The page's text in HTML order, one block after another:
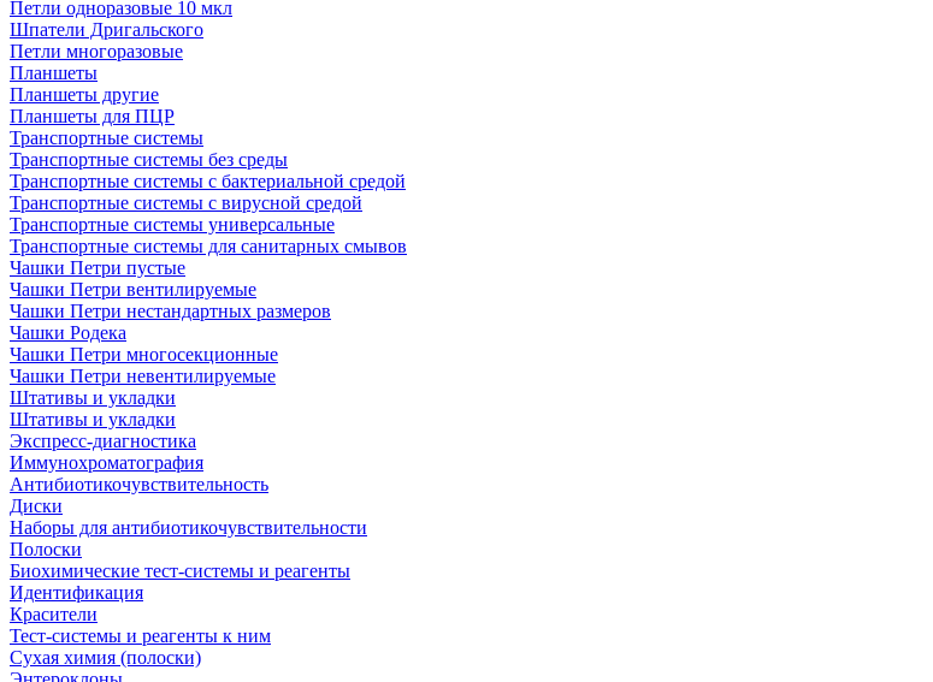
Петли одноразовые 10 мкл
Шпатели Дригальского
Петли многоразовые
Планшеты
Планшеты другие
Планшеты для ПЦР
Транспортные системы
Транспортные системы без среды
Транспортные системы с бактериальной средой
Транспортные системы с вирусной средой
Транспортные системы универсальные
Транспортные системы для санитарных смывов
Чашки Петри пустые
Чашки Петри вентилируемые
Чашки Петри нестандартных размеров
Чашки Родека
Чашки Петри многосекционные
Чашки Петри невентилируемые
Штативы и укладки
Штативы и укладки
Экспресс-диагностика
Иммунохроматография
Антибиотикочувствительность
Диски
Наборы для антибиотикочувствительности
Полоски
Биохимические тест-системы и реагенты
Идентификация
Красители
Тест-системы и реагенты к ним
Сухая химия (полоски)